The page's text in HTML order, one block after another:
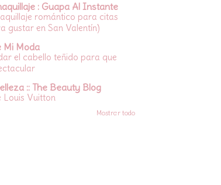
: Guapa Al Instante
romántico para citas
gustar en San Valentín)
Mi Moda
el cabello teñido para que
:: The Beauty Blog
Louis Vuitton
Mostrar todo